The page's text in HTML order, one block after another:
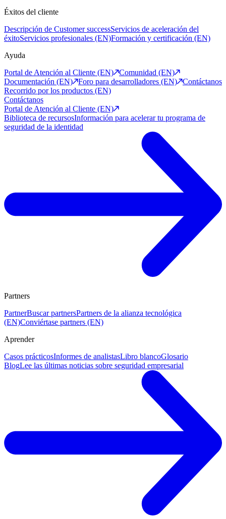
Éxitos del cliente
Descripción de Customer successServicios de aceleración del
éxitoServicios profesionales (EN)Formación y certificación (EN)
Ayuda
Portal de Atención al Cliente (EN)
Comunidad (EN)
Documentación (EN)
Foro para desarrolladores (EN)
Contáctanos
Recorrido por los productos (EN)
Contáctanos
Portal de Atención al Cliente (EN)
Biblioteca de recursosInformación para acelerar tu programa de
seguridad de la identidad
Partners
PartnerBuscar partnersPartners de la alianza tecnológica
(EN)Conviértase partners (EN)
Aprender
Casos prácticosInformes de analistasLibro blancoGlosario
BlogLee las últimas noticias sobre seguridad empresarial